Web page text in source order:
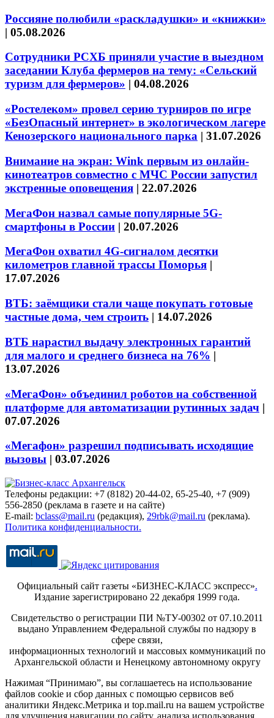
Россияне полюбили «раскладушки» и «книжки»
| 05.08.2026
Сотрудники РСХБ приняли участие в выездном
заседании Клуба фермеров на тему: «Сельский
туризм для фермеров» | 04.08.2026
«Ростелеком» провел серию турниров по игре
«БезОпасный интернет» в экологическом лагере
Кенозерского национального парка | 31.07.2026
Внимание на экран: Wink первым из онлайн-
кинотеатров совместно с МЧС России запустил
экстренные оповещения | 22.07.2026
МегаФон назвал самые популярные 5G-
смартфоны в России | 20.07.2026
МегаФон охватил 4G-сигналом десятки
километров главной трассы Поморья |
17.07.2026
ВТБ: заёмщики стали чаще покупать готовые
частные дома, чем строить | 14.07.2026
ВТБ нарастил выдачу электронных гарантий
для малого и среднего бизнеса на 76% |
13.07.2026
«МегаФон» объединил роботов на собственной
платформе для автоматизации рутинных задач |
07.07.2026
«Мегафон» разрешил подписывать исходящие
вызовы | 03.07.2026
Телефоны редакции: +7 (8182) 20-44-02, 65-25-40, +7 (909)
556-2850 (реклама в газете и на сайте)
E-mail: bclass@mail.ru (редакция), 29rbk@mail.ru (реклама).
Политика конфиденциальности.
Официальный сайт газеты «БИЗНЕС-КЛАСС экспресс».
Издание зарегистрировано 22 декабря 1999 года.
Свидетельство о регистрации ПИ №ТУ-00302 от 07.10.2011
выдано Управлением Федеральной службы по надзору в
сфере связи,
информационных технологий и массовых коммуникаций по
Архангельской области и Ненецкому автономному округу
Нажимая “Принимаю”, вы соглашаетесь на использование
файлов cookie и сбор данных с помощью сервисов веб
аналитики Яндекс.Метрика и top.mail.ru на вашем устройстве
для улучшения навигации по сайту, анализа использования